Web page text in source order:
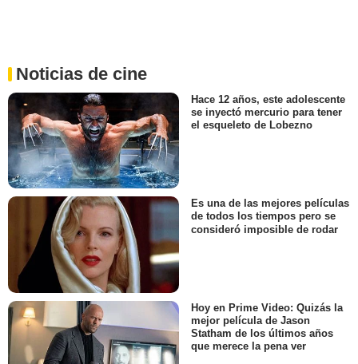
Noticias de cine
Hace 12 años, este adolescente
se inyectó mercurio para tener
el esqueleto de Lobezno
Es una de las mejores películas
de todos los tiempos pero se
consideró imposible de rodar
Hoy en Prime Video: Quizás la
mejor película de Jason
Statham de los últimos años
que merece la pena ver